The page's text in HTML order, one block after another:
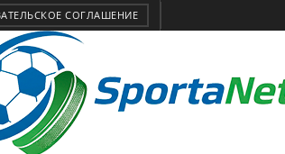
СОГЛАШЕНИЕ